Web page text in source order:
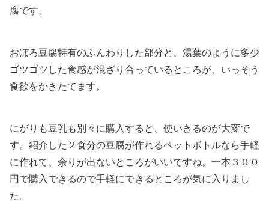
腐です。
おぼろ豆腐特有のふんわりした部分と、湯葉のように多少
ゴツゴツした食感が混ざり合っているところが、いっそう
食欲をかきたてます。
にがりも豆乳も別々に購入すると、使いきるのが大変で
す。紹介した２食分の豆腐が作れるペットボトルなら手軽
に作れて、余りが出ないところがいいですね。一本３００
円で購入できるので手軽にできるところが気に入りまし
た。